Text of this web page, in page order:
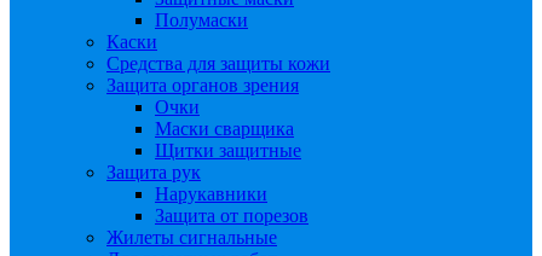
Полумаски
Каски
Средства для защиты кожи
Защита органов зрения
Очки
Маски сварщика
Щитки защитные
Защита рук
Нарукавники
Защита от порезов
Жилеты сигнальные